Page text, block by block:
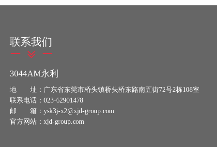
联系我们
3044AM永利
地 址：广东省东莞市桥头镇桥头桥东路南五街72号2栋108室
联系电话：023-62901478
邮 箱：ysk3j-x2@xjd-group.com
官方网站：xjd-group.com